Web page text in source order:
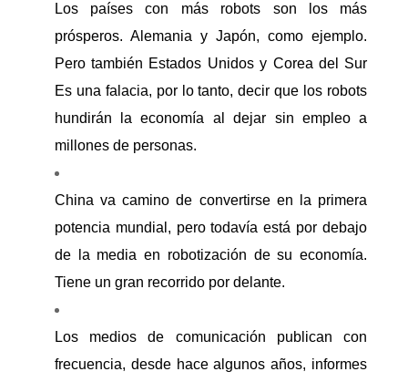
Los países con más robots son los más
prósperos. Alemania y Japón, como ejemplo.
Pero también Estados Unidos y Corea del Sur
Es una falacia, por lo tanto, decir que los robots
hundirán la economía al dejar sin empleo a
millones de personas.
China va camino de convertirse en la primera
potencia mundial, pero todavía está por debajo
de la media en robotización de su economía.
Tiene un gran recorrido por delante.
Los medios de comunicación publican con
frecuencia, desde hace algunos años, informes